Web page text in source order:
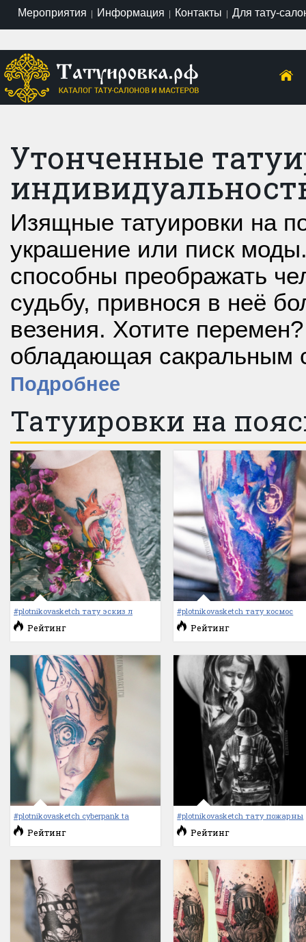
Мероприятия | Информация | Контакты | Для тату-
Утонченные
Изящные татуировки на
украшение или писк
способны преображать
судьбу, привнося в неё
везения. Хотите
обладающая
Подробнее
Татуировки на
#plotnikovasketch тату эскиз л
Рейтинг
#plotnikovasketch тату космос
Рейтинг
#plotnikovasketch cyberpank ta
Рейтинг
#plotnikovasketch тату пожарны
Рейтинг